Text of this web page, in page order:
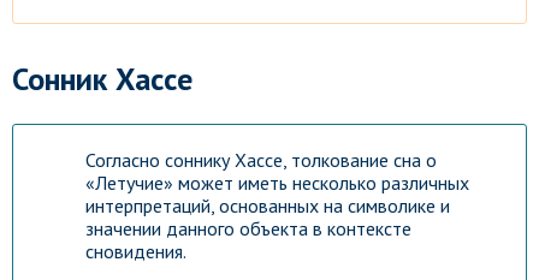
Сонник Хассе
Согласно соннику Хассе, толкование сна о
«Летучие» может иметь несколько различных
интерпретаций, основанных на символике и
значении данного объекта в контексте
сновидения.